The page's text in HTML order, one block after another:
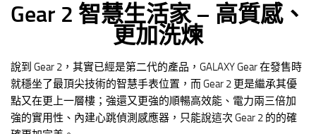
Gear 2 智慧生活家 – 高質感、
更加洗煉
說到 Gear 2，其實已經是第二代的產品，GALAXY Gear 在發售時
就穩坐了最頂尖技術的智慧手表位置，而 Gear 2 更是繼承其優
點又在更上一層樓；強還又更強的順暢高效能、電力兩三倍加
強的實用性、內建心跳偵測感應器，只能說這次 Gear 2 的的確